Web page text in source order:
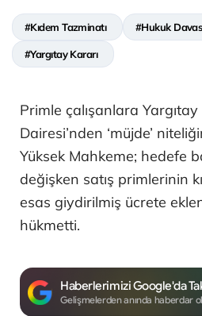
#Kıdem Tazminatı #Hukuk
#Yargıtay Kararı
Primle çalışanlara
Dairesi’nden ‘müjde’
Yüksek Mahkeme; hedefe
değişken satış primlerinin
esas giydirilmiş ücrete
hükmetti.
Haberlerimizi Google'da
Gelişmelerden anında haberdar